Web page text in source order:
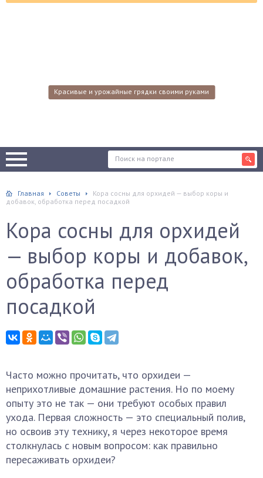
Красивые и урожайные грядки своими руками
Главная Советы
Кора сосны для орхидей — выбор коры и
добавок, обработка перед посадкой
Кора сосны для орхидей
— выбор коры и добавок,
обработка перед
посадкой
Часто можно прочитать, что орхидеи —
неприхотливые домашние растения. Но по моему
опыту это не так — они требуют особых правил
ухода. Первая сложность — это специальный полив,
но освоив эту технику, я через некоторое время
столкнулась с новым вопросом: как правильно
пересаживать орхидеи?